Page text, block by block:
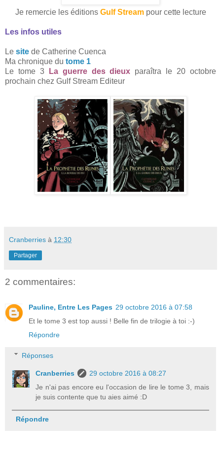
Je remercie les éditions Gulf Streampour cette lecture
Les infos utiles
Le site de Catherine Cuenca
Ma chronique du tome 1
Le tome 3
La guerre des dieux paraîtra le 20 octobre
prochain chez Gulf Stream Editeur
Cranberries à 12:30
Partager
2 commentaires:
Pauline, Entre Les Pages 29 octobre 2016 à 07:58
Et le tome 3 est top aussi ! Belle fin de trilogie à toi :-)
Répondre
Réponses
Cranberries
29 octobre 2016 à 08:27
Je n'ai pas encore eu l'occasion de lire le tome 3, mais
je suis contente que tu aies aimé :D
Répondre